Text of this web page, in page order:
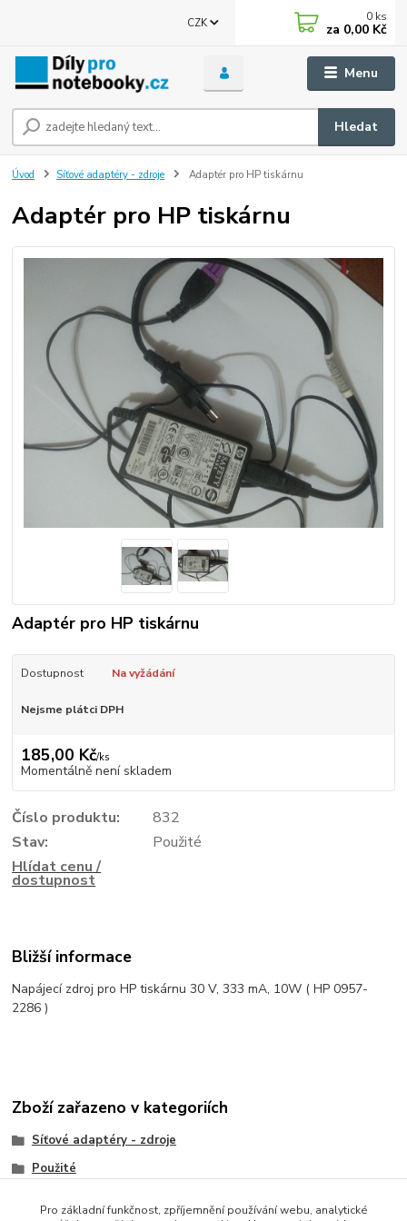
Menu
CZK
Hledat
0 ks
za 0,00 Kč
Úvod Síťové adaptéry - zdroje Adaptér pro HP tiskárnu
Adaptér pro HP tiskárnu
Adaptér pro HP tiskárnu
Dostupnost Na vyžádání
Nejsme plátci DPH
185,00 Kč/ks
Momentálně není skladem
Číslo produktu:
832
Stav:
Použité
Hlídat cenu /
dostupnost
Bližší informace
Napájecí zdroj pro HP tiskárnu 30 V, 333 mA, 10W ( HP 0957-
2286 )
Zboží zařazeno v kategoriích
Síťové adaptéry - zdroje
Použité
Pro základní funkčnost, zpříjemnění používání webu, analytické